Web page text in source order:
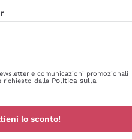
e comunicazioni promozionali
richiesto dalla Politica sulla
lo sconto!